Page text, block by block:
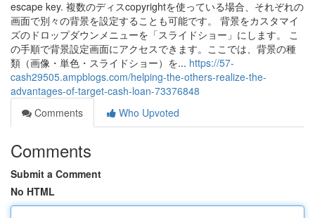
escape key. 複数のディスcopyrightを使っている場合、それぞれの
画面で別々の背景を設定することも可能です。 背景をカスタマイ
ズのドロップダウンメニューを「スライドショー」にします。 こ
の手順で背景設定画面にアクセスできます。ここでは、背景の種
類（画像・単色・スライドショー）を... https://57-
cash29505.ampblogs.com/helping-the-others-realize-the-
advantages-of-target-cash-loan-73376848
Comments
Who Upvoted
Comments
Submit a Comment
No HTML